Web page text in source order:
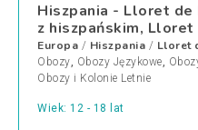
Hiszpania - Lloret de
z hiszpańskim, Lloret
Europa / Hiszpania / Lloret
Obozy, Obozy Językowe,
Obozy i Kolonie Letnie
Wiek: 12 - 18 lat